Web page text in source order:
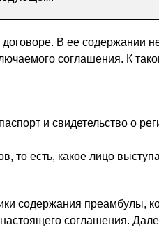
В ее содержании
соглашения. К
и свидетельство о
то есть, какое лицо
содержания преамбулы,
соглашения.